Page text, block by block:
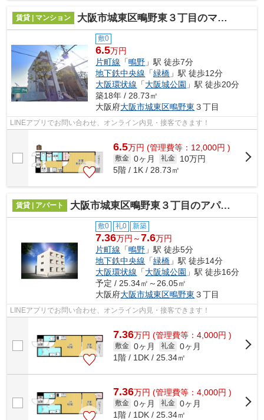
賃貸 | マンション 大阪市城東区鴫野東３丁目のマンション
敷0
6.5万円
片町線 「鴫野 」駅 徒歩7分
地下鉄中央線 「緑橋 」駅 徒歩12分
大阪環状線 「大阪城公園 」駅 徒歩20分
築18年 / 28.73㎡
大阪府大阪市城東区鴫野東 ３丁目
LINEアプリでお問い合わせ、オンライン内見・接客できます！
6.5万円 (管理費等：12,000円 )
敷金 0ヶ月 礼金
10万円
5階 / 1K / 28.73㎡
賃貸 | アパート 大阪市城東区鴫野東３丁目のアパート
敷0 礼0 新築
7.36万円～7.6万円
片町線 「鴫野 」駅 徒歩5分
地下鉄中央線 「緑橋 」駅 徒歩14分
大阪環状線 「大阪城公園 」駅 徒歩16分
予定 / 25.34㎡～26.05㎡
大阪府大阪市城東区鴫野東 ３丁目
LINEアプリでお問い合わせ、オンライン内見・接客できます！
7.36万円 (管理費等：4,000円 )
敷金 0ヶ月 礼金 0ヶ月
1階 / 1DK / 25.34㎡
7.36万円 (管理費等：4,000円 )
敷金 0ヶ月 礼金 0ヶ月
1階 / 1DK / 25.34㎡